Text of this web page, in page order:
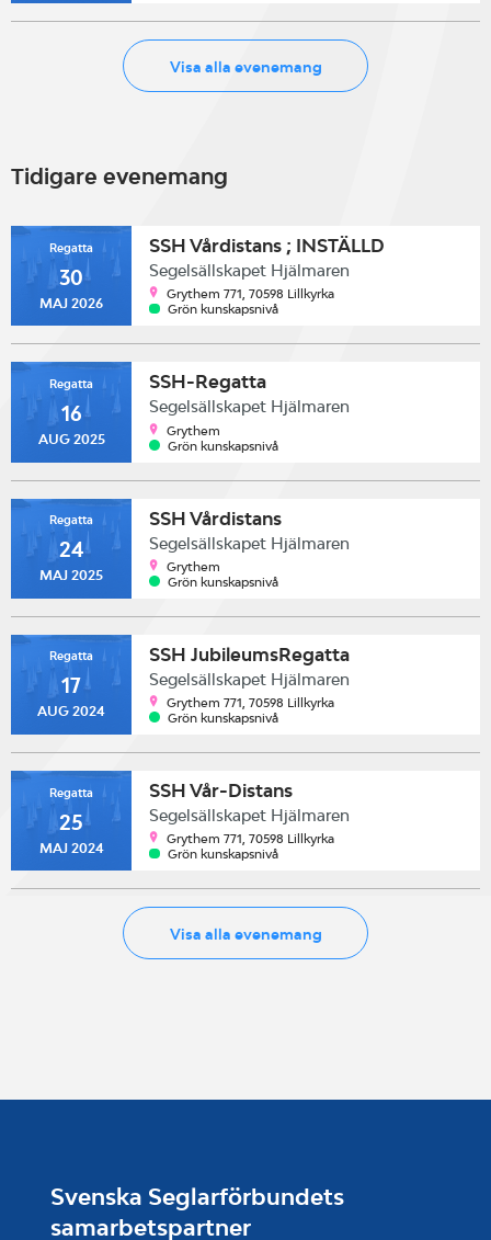
Visa alla evenemang
Tidigare evenemang
Regatta
30
MAJ 2026
SSH Vårdistans ; INSTÄLLD
Segelsällskapet Hjälmaren
Grythem 771, 70598 Lillkyrka
Grön kunskapsnivå
Regatta
16
AUG 2025
SSH-Regatta
Segelsällskapet Hjälmaren
Grythem
Grön kunskapsnivå
Regatta
24
MAJ 2025
SSH Vårdistans
Segelsällskapet Hjälmaren
Grythem
Grön kunskapsnivå
Regatta
17
AUG 2024
SSH JubileumsRegatta
Segelsällskapet Hjälmaren
Grythem 771, 70598 Lillkyrka
Grön kunskapsnivå
Regatta
25
MAJ 2024
SSH Vår-Distans
Segelsällskapet Hjälmaren
Grythem 771, 70598 Lillkyrka
Grön kunskapsnivå
Visa alla evenemang
Svenska Seglarförbundets
samarbetspartner